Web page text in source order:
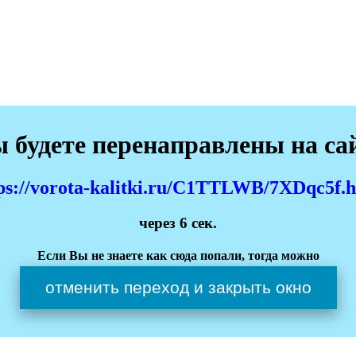
перенаправлены на
vorota-kalitki.ru/C1TTLWB/
через 6 сек.
Если Вы не знаете как сюда попали, тогда можно
отменить переход и закрыть окно